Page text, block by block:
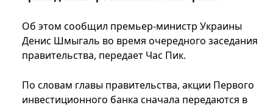
Об этом сообщил премьер-министр Украины
Денис Шмыгаль во время очередного заседания
правительства, передает Час Пик.
По словам главы правительства, акции Первого
инвестиционного банка сначала передаются в